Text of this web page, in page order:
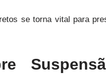
se torna vital para